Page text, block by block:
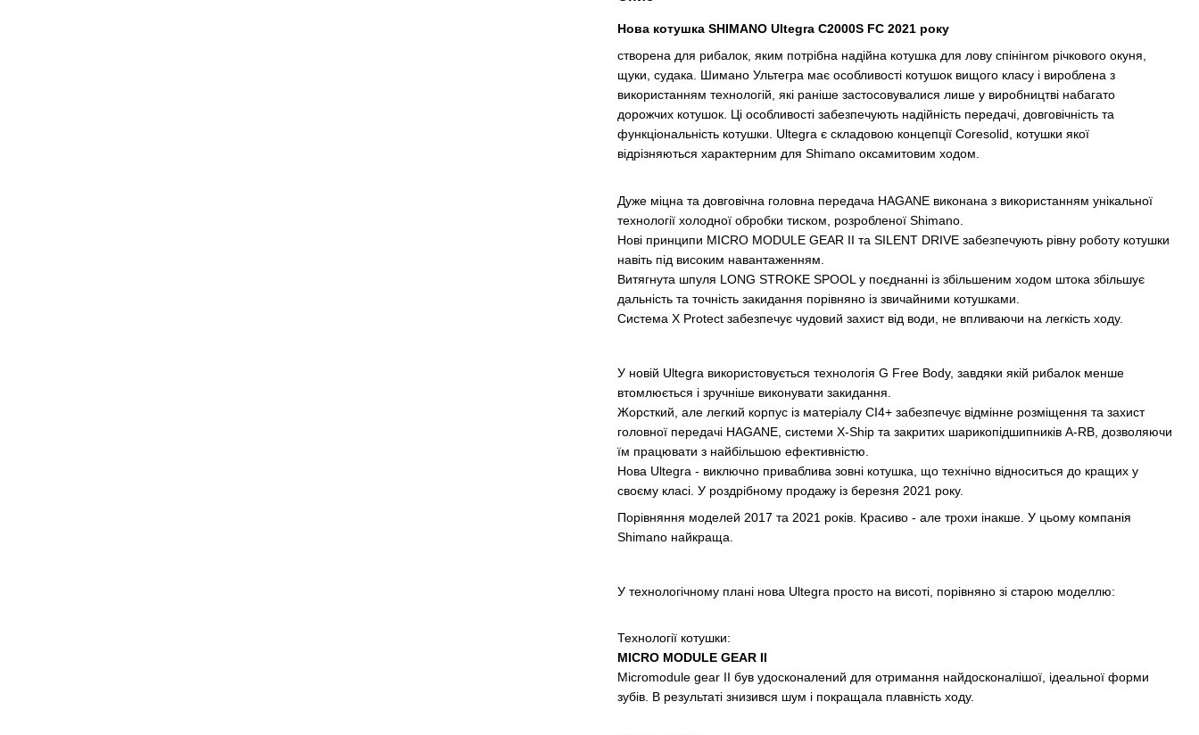
Нова котушка SHIMANO Ultegra C2000S FC 2021 року
створена для рибалок, яким потрібна надійна котушка для лову спінінгом річкового окуня,
щуки, судака. Шимано Ультегра має особливості котушок вищого класу і вироблена з
використанням технологій, які раніше застосовувалися лише у виробництві набагато
дорожчих котушок. Ці особливості забезпечують надійність передачі, довговічність та
функціональність котушки. Ultegra є складовою концепції Coresolid, котушки якої
відрізняються характерним для Shimano оксамитовим ходом.
Дуже міцна та довговічна головна передача HAGANE виконана з використанням унікальної
технології холодної обробки тиском, розробленої Shimano.
Нові принципи MICRO MODULE GEAR II та SILENT DRIVE забезпечують рівну роботу котушки
навіть під високим навантаженням.
Витягнута шпуля LONG STROKE SPOOL у поєднанні із збільшеним ходом штока збільшує
дальність та точність закидання порівняно із звичайними котушками.
Система X Protect забезпечує чудовий захист від води, не впливаючи на легкість ходу.
У новій Ultegra використовується технологія G Free Body, завдяки якій рибалок менше
втомлюється і зручніше виконувати закидання.
Жорсткий, але легкий корпус із матеріалу CI4+ забезпечує відмінне розміщення та захист
головної передачі HAGANE, системи X-Ship та закритих шарикопідшипників A-RB, дозволяючи
їм працювати з найбільшою ефективністю.
Нова Ultegra - виключно приваблива зовні котушка, що технічно відноситься до кращих у
своєму класі. У роздрібному продажу із березня 2021 року.
Порівняння моделей 2017 та 2021 років. Красиво - але трохи інакше. У цьому компанія
Shimano найкраща.
У технологічному плані нова Ultegra просто на висоті, порівняно зі старою моделлю:
Технології котушки:
MICRO MODULE GEAR II
Micromodule gear II був удосконалений для отримання найдосконалішої, ідеальної форми
зубів. В результаті знизився шум і покращала плавність ходу.